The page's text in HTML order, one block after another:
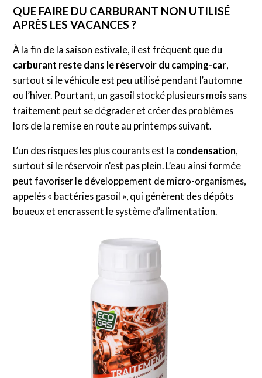
QUE FAIRE DU CARBURANT NON UTILISÉ
APRÈS LES VACANCES ?
À la fin de la saison estivale, il est fréquent que du
carburant reste dans le réservoir du camping-car,
surtout si le véhicule est peu utilisé pendant l’automne
ou l’hiver. Pourtant, un gasoil stocké plusieurs mois sans
traitement peut se dégrader et créer des problèmes
lors de la remise en route au printemps suivant.
L’un des risques les plus courants est la condensation,
surtout si le réservoir n’est pas plein. L’eau ainsi formée
peut favoriser le développement de micro-organismes,
appelés « bactéries gasoil », qui génèrent des dépôts
boueux et encrassent le système d’alimentation.